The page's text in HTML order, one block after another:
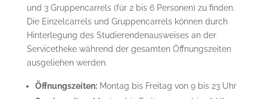
und 3 Gruppencarrels (für 2 bis 6 Personen) zu finden.
Die Einzelcarrels und Gruppencarrels können durch
Hinterlegung des Studierendenausweises an der
Servicetheke während der gesamten Öffnungszeiten
ausgeliehen werden.
Öffnungszeiten:Montag bis Freitag von 9 bis 23 Uhr